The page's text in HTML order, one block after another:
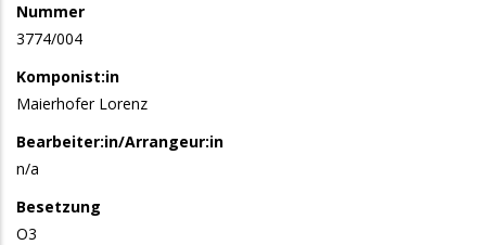
Nummer
3774/004
Komponist:in
Maierhofer Lorenz
Bearbeiter:in/Arrangeur:in
n/a
Besetzung
O3